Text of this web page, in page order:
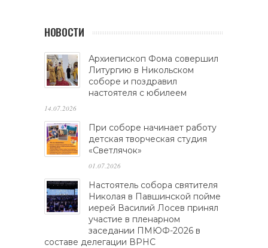
НОВОСТИ
Архиепископ Фома совершил
Литургию в Никольском
соборе и поздравил
настоятеля с юбилеем
14.07.2026
При соборе начинает работу
детская творческая студия
«Светлячок»
01.07.2026
Настоятель собора святителя
Николая в Павшинской пойме
иерей Василий Лосев принял
участие в пленарном
заседании ПМЮФ-2026 в
составе делегации ВРНС